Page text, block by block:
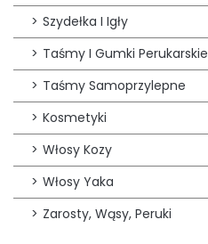
Szydełka I Igły
Taśmy I Gumki Perukarskie
Taśmy Samoprzylepne
Kosmetyki
Włosy Kozy
Włosy Yaka
Zarosty, Wąsy, Peruki